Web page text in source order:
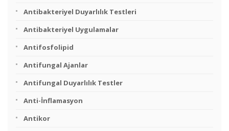
Antibakteriyel Duyarlılık Testleri
Antibakteriyel Uygulamalar
Antifosfolipid
Antifungal Ajanlar
Antifungal Duyarlılık Testler
Anti-İnflamasyon
Antikor